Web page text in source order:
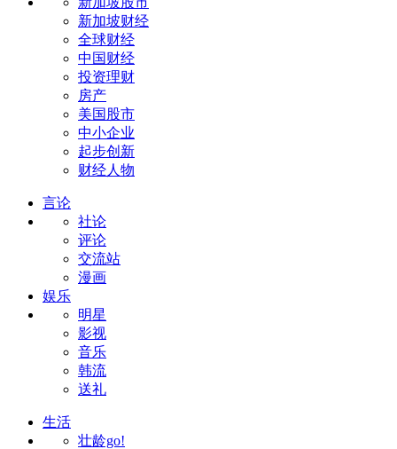
新加坡财经
全球财经
中国财经
投资理财
房产
美国股市
中小企业
起步创新
财经人物
言论
社论
评论
交流站
漫画
娱乐
明星
影视
音乐
韩流
送礼
生活
壮龄go!